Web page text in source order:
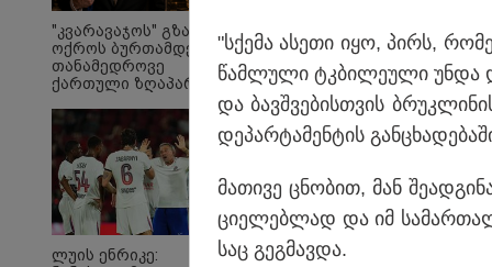
Faceამბები
"კვარავაჯოს" გზა
ოქროს ბურთამდე:
თანამედროვე
ქართული ზღაპარი
ლუის ენრიკე:
"სქე­მა ასე­თი იყო, პირს,
წამ­ლუ­ლი ტკბი­ლე­უ­ლი უნდა
და ბავ­შვე­ბის­თვის
დე­პარ­ტა­მენ­ტის
მა­თი­ვე ცნო­ბით, მან
ცი­ე­ლებ­ლად და იმ
საც გეგ­მავ­და.